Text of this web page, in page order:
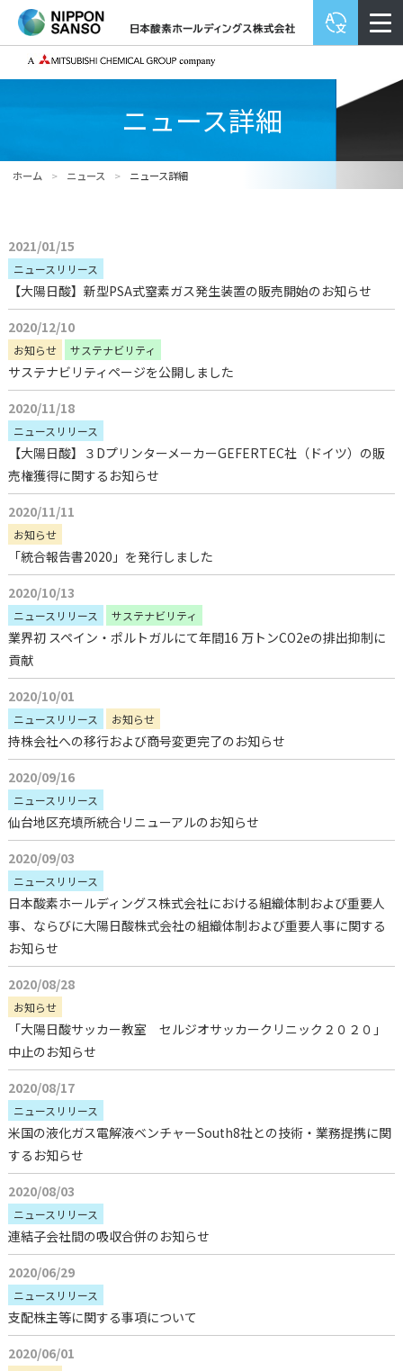
ニュース詳細
ホーム > ニュース > ニュース詳細
2021/01/15
ニュースリリース
【大陽日酸】新型PSA式窒素ガス発生装置の販売開始のお知らせ
2020/12/10
お知らせ サステナビリティ
サステナビリティページを公開しました
2020/11/18
ニュースリリース
【大陽日酸】３DプリンターメーカーGEFERTEC社（ドイツ）の販
売権獲得に関するお知らせ
2020/11/11
お知らせ
「統合報告書2020」を発行しました
2020/10/13
ニュースリリース サステナビリティ
業界初 スペイン・ポルトガルにて年間16 万トンCO2eの排出抑制に
貢献
2020/10/01
ニュースリリース お知らせ
持株会社への移行および商号変更完了のお知らせ
2020/09/16
ニュースリリース
仙台地区充填所統合リニューアルのお知らせ
2020/09/03
ニュースリリース
日本酸素ホールディングス株式会社における組織体制および重要人
事、ならびに大陽日酸株式会社の組織体制および重要人事に関する
お知らせ
2020/08/28
お知らせ
「大陽日酸サッカー教室 セルジオサッカークリニック２０２０」
中止のお知らせ
2020/08/17
ニュースリリース
米国の液化ガス電解液ベンチャーSouth8社との技術・業務提携に関
するお知らせ
2020/08/03
ニュースリリース
連結子会社間の吸収合併のお知らせ
2020/06/29
ニュースリリース
支配株主等に関する事項について
2020/06/01